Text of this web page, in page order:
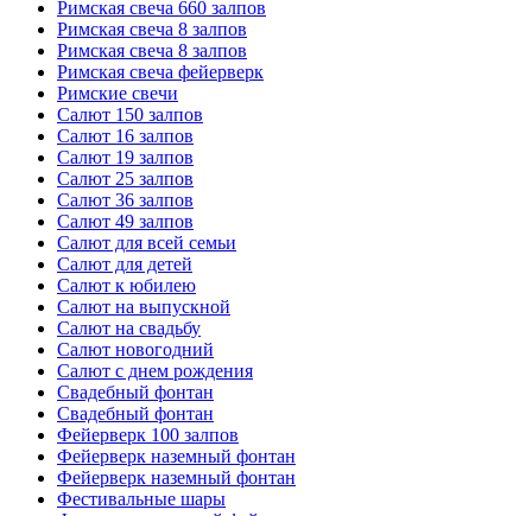
Римская свеча 660 залпов
Римская свеча 8 залпов
Римская свеча 8 залпов
Римская свеча фейерверк
Римские свечи
Салют 150 залпов
Салют 16 залпов
Салют 19 залпов
Салют 25 залпов
Салют 36 залпов
Салют 49 залпов
Салют для всей семьи
Салют для детей
Салют к юбилею
Салют на выпускной
Салют на свадьбу
Салют новогодний
Салют с днем рождения
Свадебный фонтан
Свадебный фонтан
Фейерверк 100 залпов
Фейерверк наземный фонтан
Фейерверк наземный фонтан
Фестивальные шары